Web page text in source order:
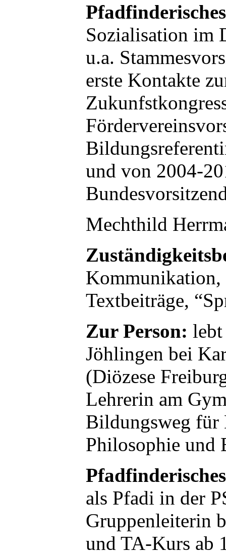
Sozialisation im
u.a.
erste Kontakte
und von 2004-
Mechthild
Kommunikation,
Textbeiträge,
Zur Person:
Jöhlingen bei
(Diözese
Lehrerin am
Bildungsweg für
Philosophie und
als Pfadi in der
Gruppenleiterin
und TA-Kurs ab